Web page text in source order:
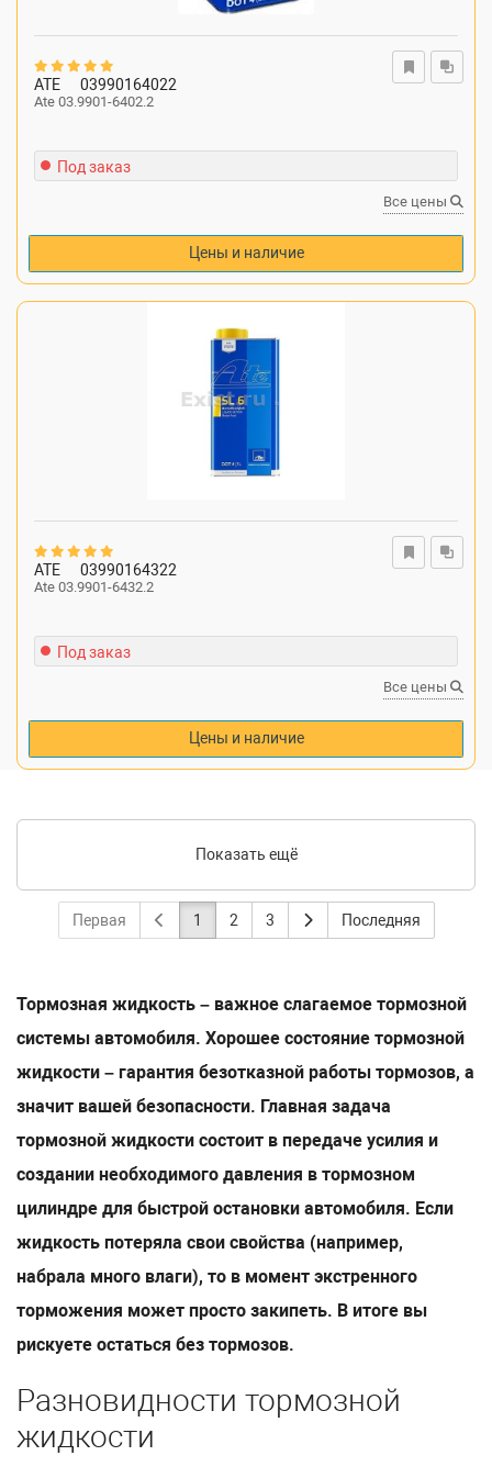
ATE 03990164022
Ate 03.9901-6402.2
Под заказ
Все цены
Цены и наличие
ATE 03990164322
Ate 03.9901-6432.2
Под заказ
Все цены
Цены и наличие
Показать ещё
Первая 1 2 3 Последняя
Тормозная жидкость – важное слагаемое тормозной
системы автомобиля. Хорошее состояние тормозной
жидкости – гарантия безотказной работы тормозов, а
значит вашей безопасности. Главная задача
тормозной жидкости состоит в передаче усилия и
создании необходимого давления в тормозном
цилиндре для быстрой остановки автомобиля. Если
жидкость потеряла свои свойства (например,
набрала много влаги), то в момент экстренного
торможения может просто закипеть. В итоге вы
рискуете остаться без тормозов.
Разновидности тормозной
жидкости